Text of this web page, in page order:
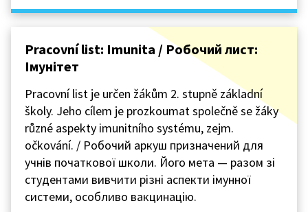
Pracovní list: Imunita / Робочий лист:
Імунітет
Pracovní list je určen žákům 2. stupně základní
školy. Jeho cílem je prozkoumat společně se žáky
různé aspekty imunitního systému, zejm.
očkování. / Робочий аркуш призначений для
учнів початкової школи. Його мета — разом зі
студентами вивчити різні аспекти імунної
системи, особливо вакцинацію.